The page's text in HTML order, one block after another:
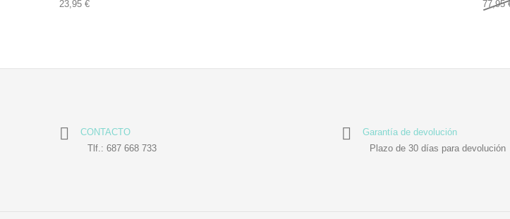
23,95 €
77,95
CONTACTO
Tlf.: 687 668 733
Garantía de devolución
Plazo de 30 días para devolución